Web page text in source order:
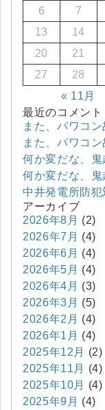
« 11月
6
7
13
14
20
21
27
28
最近のコメント
また、パワコン
また、パワコン
何か変だな、鬼
何か変だな、鬼
中井発電所防
アーカイブ
2026年8月 (2)
2026年7月 (4)
2026年6月 (4)
2026年5月 (4)
2026年4月 (3)
2026年3月 (5)
2026年2月 (4)
2026年1月 (4)
2025年12月
(2)
2025年11月
(4)
2025年10月
(4)
2025年9月 (4)